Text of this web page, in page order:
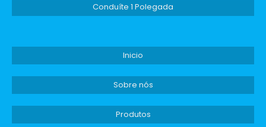
Conduíte 1 Polegada
Inicio
Sobre nós
Produtos